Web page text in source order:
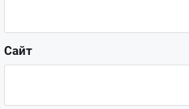
Сайт